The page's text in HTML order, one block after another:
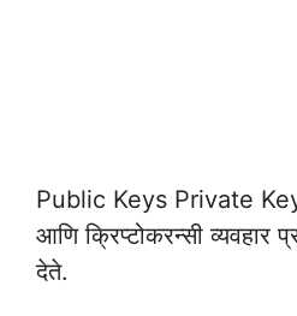
Public Keys Private
आणि क्रिप्टोकरन्सी व्यवहार
देते.